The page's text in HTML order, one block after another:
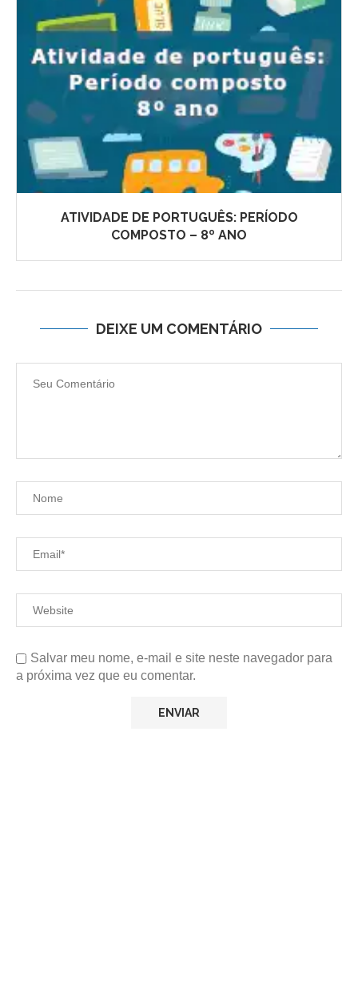
ATIVIDADE DE PORTUGUÊS: PERÍODO
COMPOSTO – 8º ANO
DEIXE UM COMENTÁRIO
Salvar meu nome, e-mail e site neste navegador para
a próxima vez que eu comentar.